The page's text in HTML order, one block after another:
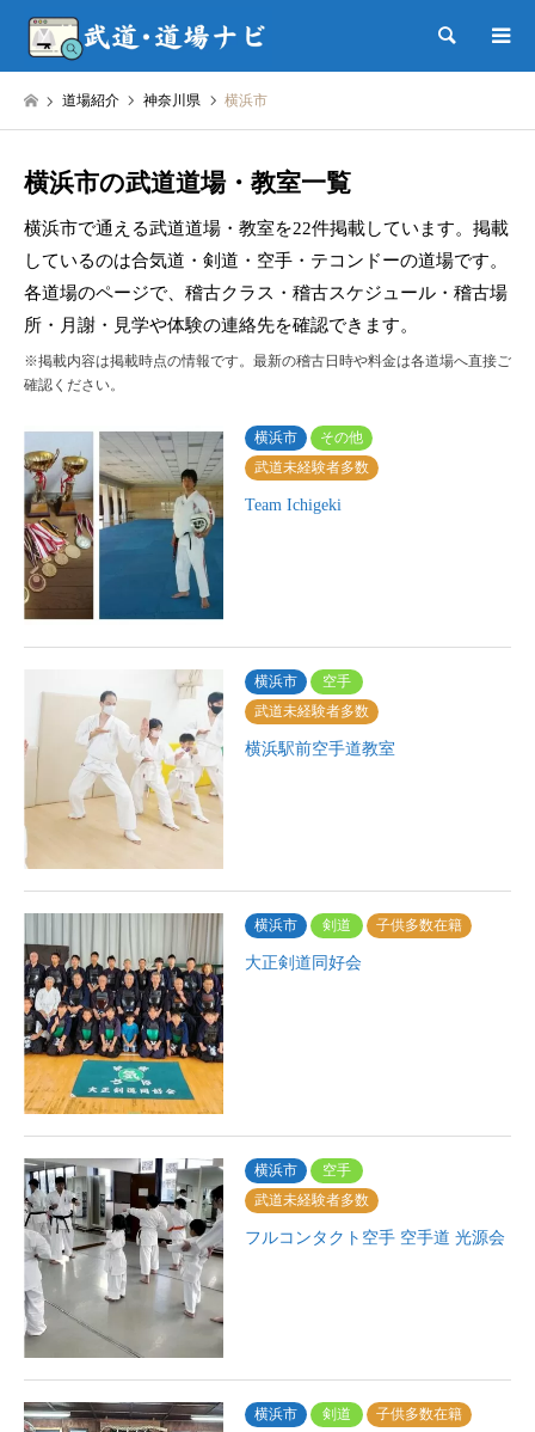
検索
道場紹介 神奈川県 横浜市
横浜市の武道道場・教室一覧
横浜市で通える武道道場・教室を22件掲載しています。掲載
しているのは合気道・剣道・空手・テコンドーの道場です。
各道場のページで、稽古クラス・稽古スケジュール・稽古場
所・月謝・見学や体験の連絡先を確認できます。
※掲載内容は掲載時点の情報です。最新の稽古日時や料金は各道場へ直接ご
確認ください。
横浜市
その他
武道未経験者多数
Team Ichigeki
横浜市
空手
武道未経験者多数
横浜駅前空手道教室
横浜市 剣道 子供多数在籍
大正剣道同好会
横浜市
空手
武道未経験者多数
フルコンタクト空手 空手道 光源会
横浜市 剣道 子供多数在籍